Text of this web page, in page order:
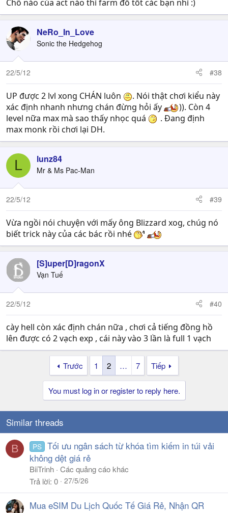
Chỗ nào của act nào thì farm đồ tốt các bạn nhì :)
NeRo_In_Love
Sonic the Hedgehog
22/5/12 #38
UP được 2 lvl xong CHÁN luôn
. Nói thật chơi kiểu này
xác định nhanh nhưng chán đừng hỏi ấy
)). Còn 4
level nữa max mà sao thấy nhọc quá
. Đang định
max monk rồi chơi lại DH.
L lunz84
Mr & Ms Pac-Man
22/5/12 #39
Vừa ngồi nói chuyện với mấy ông Blizzard xog, chúg nó
biết trick này của các bác rồi nhé
[S]uper[D]ragonX
Vạn Tuế
22/5/12 #40
cày hell còn xác định chán nữa , chơi cả tiếng đồng hồ
lên được có 2 vạch exp , cái này vào 3 lần là full 1 vạch
Trước 1 2 … 7 Tiếp
You must log in or register to reply here.
Similar threads
B PS Tối ưu ngân sách từ khóa tìm kiếm in túi vải
không dệt giá rẻ
BiiTrinh Các quảng cáo khác
Trả lời 0 27/5/26
Mua eSIM Du Lịch Quốc Tế Giá Rẻ, Nhận QR